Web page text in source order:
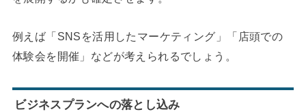
例えば「SNSを活用したマーケティング」「店頭での
体験会を開催」などが考えられるでしょう。
ビジネスプランへの落とし込み